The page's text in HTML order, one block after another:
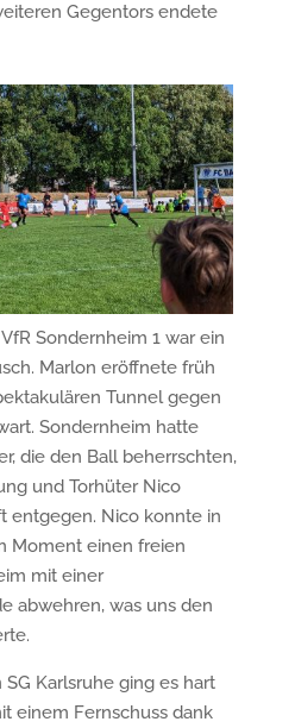
Gegentors endete
Sondernheim 1 war ein
Marlon eröffnete früh
Tunnel gegen
Sondernheim hatte
die den Ball beherrschten,
und Torhüter Nico
entgegen. Nico konnte in
Moment einen freien
mit einer
abwehren, was uns den
Karlsruhe ging es hart
einem Fernschuss dank